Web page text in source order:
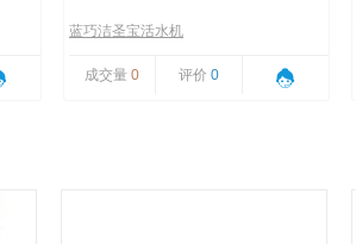
蓝巧洁圣宝活水机
成交量 0 评价 0